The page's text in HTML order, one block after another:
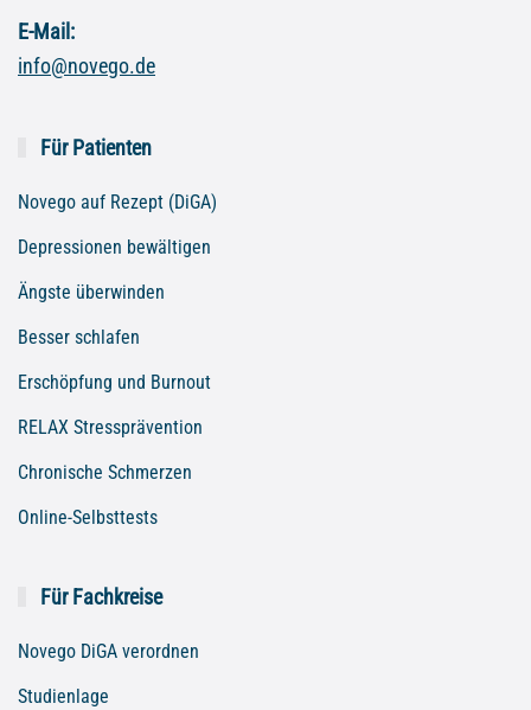
E-Mail:
info@novego.de
Für Patienten
Novego auf Rezept (DiGA)
Depressionen bewältigen
Ängste überwinden
Besser schlafen
Erschöpfung und Burnout
RELAX Stressprävention
Chronische Schmerzen
Online-Selbsttests
Für Fachkreise
Novego DiGA verordnen
Studienlage